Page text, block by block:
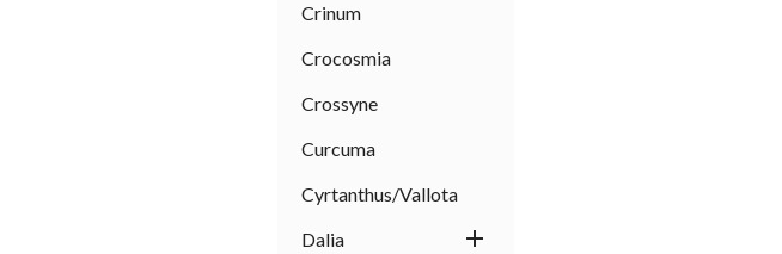
Crinum
Crocosmia
Crossyne
Curcuma
Cyrtanthus/Vallota
Dalia
